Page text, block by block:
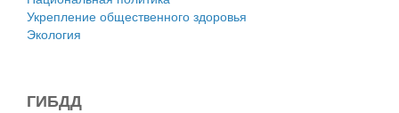
Укрепление общественного здоровья
Экология
ГИБДД